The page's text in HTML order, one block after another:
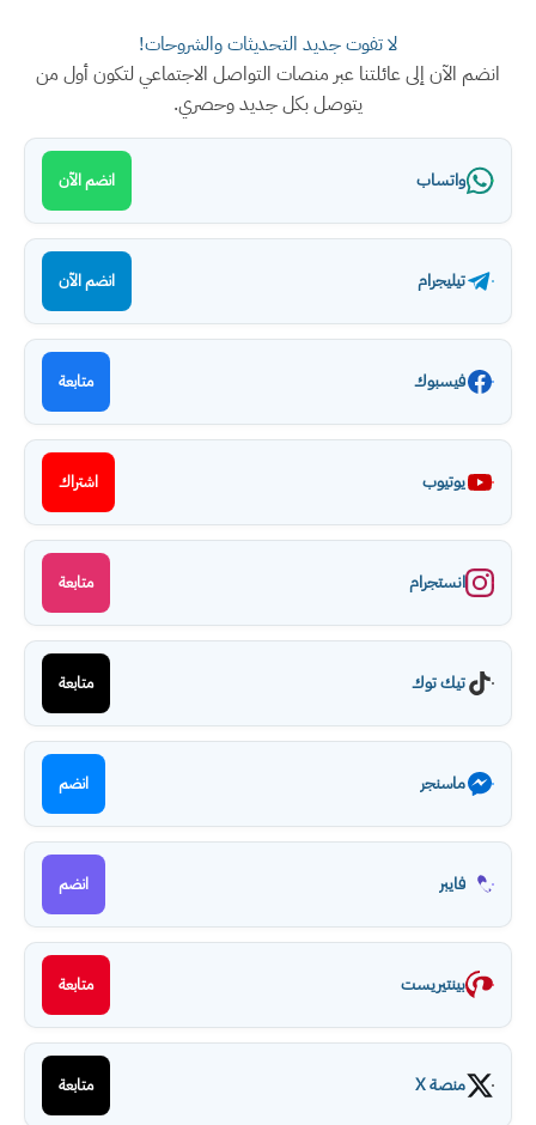
لا تفوت جديد التحديثات والشروحات!
انضم الآن إلى عائلتنا عبر منصات التواصل الاجتماعي لتكون أول من
يتوصل بكل جديد وحصري.
واتساب انضم الآن
تيليجرام انضم الآن
فيسبوك متابعة
يوتيوب اشتراك
انستجرام متابعة
تيك توك متابعة
ماسنجر انضم
فايبر انضم
بينتيريست متابعة
منصة X متابعة